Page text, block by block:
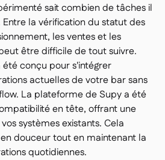
sait combien de tâches il
la vérification du statut des
les ventes et les
être difficile de tout suivre.
conçu pour s'intégrer
actuelles de votre bar sans
La plateforme de Supy a été
en tête, offrant une
systèmes existants. Cela
douceur tout en maintenant la
quotidiennes.